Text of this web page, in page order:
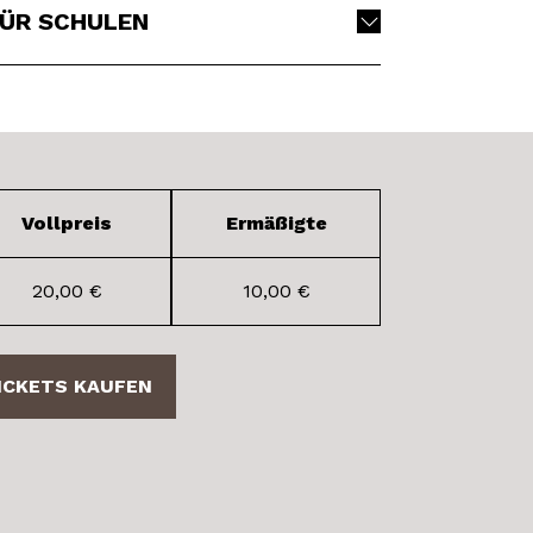
SCHULEN
Vollpreis Ermäßigte
20,00 € 10,00 €
KAUFEN